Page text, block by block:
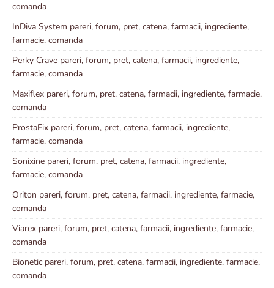
comanda
InDiva System pareri, forum, pret, catena, farmacii, ingrediente,
farmacie, comanda
Perky Crave pareri, forum, pret, catena, farmacii, ingrediente,
farmacie, comanda
Maxiflex pareri, forum, pret, catena, farmacii, ingrediente, farmacie,
comanda
ProstaFix pareri, forum, pret, catena, farmacii, ingrediente,
farmacie, comanda
Sonixine pareri, forum, pret, catena, farmacii, ingrediente,
farmacie, comanda
Oriton pareri, forum, pret, catena, farmacii, ingrediente, farmacie,
comanda
Viarex pareri, forum, pret, catena, farmacii, ingrediente, farmacie,
comanda
Bionetic pareri, forum, pret, catena, farmacii, ingrediente, farmacie,
comanda